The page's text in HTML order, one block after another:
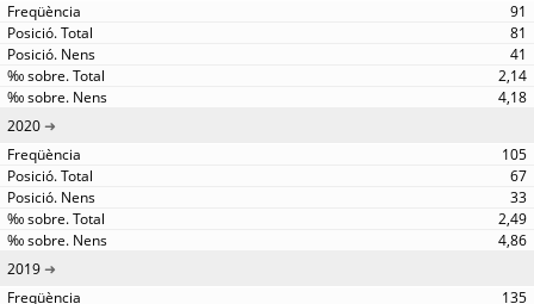
91
81
41
2,14
4,18
2020
105
67
33
2,49
4,86
2019
135